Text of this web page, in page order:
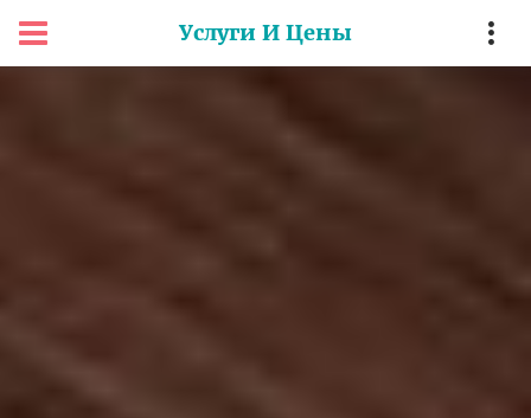
Услуги И Цены